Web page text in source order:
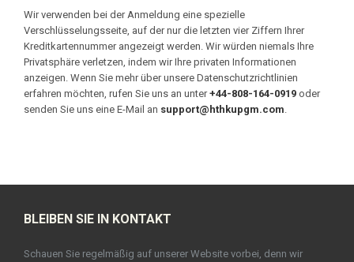
Wir verwenden bei der Anmeldung eine spezielle
Verschlüsselungsseite, auf der nur die letzten vier Ziffern Ihrer
Kreditkartennummer angezeigt werden. Wir würden niemals Ihre
Privatsphäre verletzen, indem wir Ihre privaten Informationen
anzeigen. Wenn Sie mehr über unsere Datenschutzrichtlinien
erfahren möchten, rufen Sie uns an unter+44-808-164-0919 oder
senden Sie uns eine E-Mail an support@hthkupgm.com
BLEIBEN SIE IN KONTAKT
Schauen Sie regelmäßig auf unserer Website vorbei, denn wir